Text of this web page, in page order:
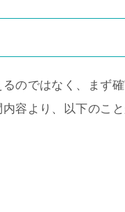
のではなく、まず
容より、以下のこと